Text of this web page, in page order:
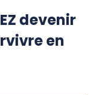
devenir
en